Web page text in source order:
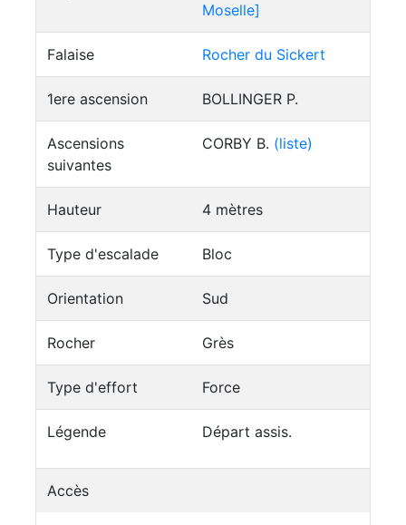
Moselle]
Falaise Rocher du Sickert
1ere ascension BOLLINGER P.
Ascensions
suivantes
CORBY B. (liste)
Hauteur 4 mètres
Type d'escalade Bloc
Orientation Sud
Rocher Grès
Type d'effort Force
Légende Départ assis.
Accès